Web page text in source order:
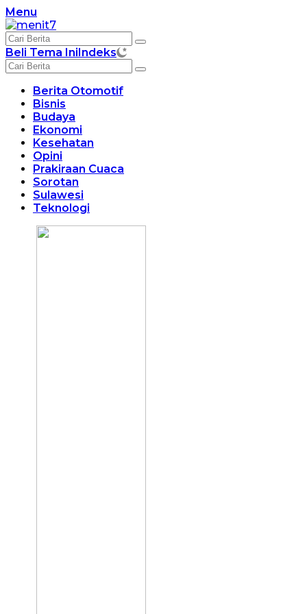
Langsung
ke
konten
Menu
Beli Tema IniIndeks
Berita Otomotif
Bisnis
Budaya
Ekonomi
Kesehatan
Opini
Prakiraan Cuaca
Sorotan
Sulawesi
Teknologi